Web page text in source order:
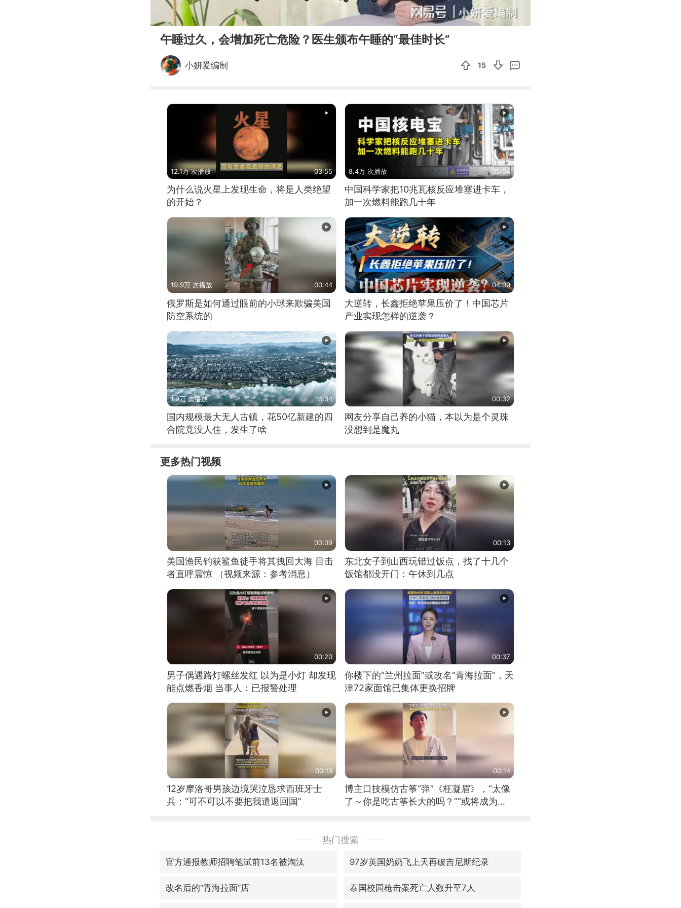
00:00 04:38
午睡过久，会增加死亡危险？医生颁布午睡的“最佳时长”
小妍爱编制 15
12.1万 次播放 03:55
为什么说火星上发现生命，将是人类绝望
的开始？
8.4万 次播放 05:04
中国科学家把10兆瓦核反应堆塞进卡车，
加一次燃料能跑几十年
19.9万 次播放 00:44
俄罗斯是如何通过眼前的小球来欺骗美国
防空系统的
04:09
大逆转，长鑫拒绝苹果压价了！中国芯片
产业实现怎样的逆袭？
1.9万 次播放 16:34
国内规模最大无人古镇，花50亿新建的四
合院竟没人住，发生了啥
00:32
网友分享自己养的小猫，本以为是个灵珠
没想到是魔丸
更多热门视频
00:09
美国渔民钓获鲨鱼徒手将其拽回大海 目击
者直呼震惊 （视频来源：参考消息）
00:13
东北女子到山西玩错过饭点，找了十几个
饭馆都没开门：午休到几点
00:20
男子偶遇路灯螺丝发红 以为是小灯 却发现
能点燃香烟 当事人：已报警处理
00:37
你楼下的“兰州拉面”或改名“青海拉面”，天
津72家面馆已集体更换招牌
00:19
12岁摩洛哥男孩边境哭泣恳求西班牙士
兵：“可不可以不要把我遣返回国”
00:14
博主口技模仿古筝“弹”《枉凝眉》，“太像
了～你是吃古筝长大的吗？”“或将成为首
热门搜索
官方通报教师招聘笔试前13名被淘汰 97岁英国奶奶飞上天再破吉尼斯纪录
改名后的“青海拉面”店 泰国校园枪击案死亡人数升至7人